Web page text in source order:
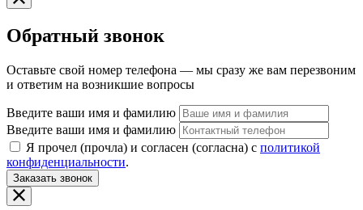
Обратный звонок
Оставьте свой номер телефона — мы сразу же вам перезвоним
и ответим на возникшие вопросы
Введите ваши имя и фамилию
Введите ваши имя и фамилию
Я прочел (прочла) и согласен (согласна) с политикой
конфиденциальности.
Заказать звонок